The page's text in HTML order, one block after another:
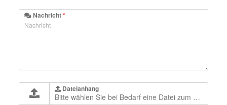
Nachricht*
Dateianhang
Bitte wählen Sie bei Bedarf eine Datei zum Upload